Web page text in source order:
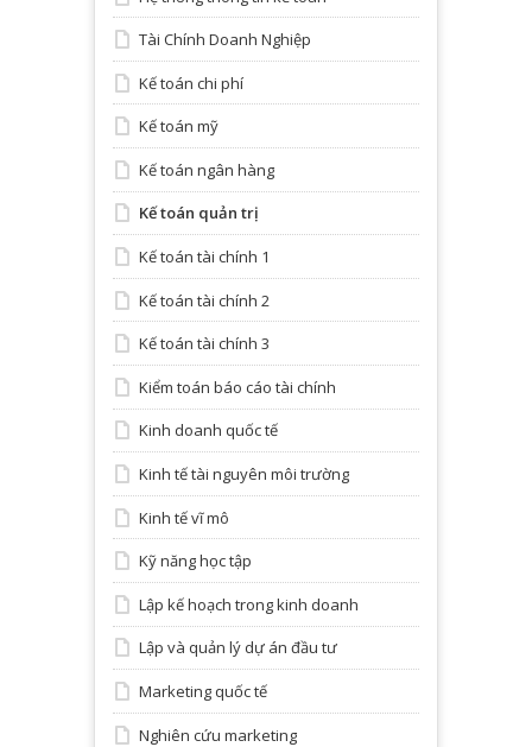
Tài Chính Doanh Nghiệp
Kế toán chi phí
Kế toán mỹ
Kế toán ngân hàng
Kế toán quản trị
Kế toán tài chính 1
Kế toán tài chính 2
Kế toán tài chính 3
Kiểm toán báo cáo tài chính
Kinh doanh quốc tế
Kinh tế tài nguyên môi trường
Kinh tế vĩ mô
Kỹ năng học tập
Lập kế hoạch trong kinh doanh
Lập và quản lý dự án đầu tư
Marketing quốc tế
Nghiên cứu marketing